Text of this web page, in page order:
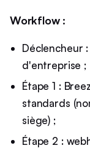
Workflow :
Déclencheur
d'entreprise ;
Étape 1 :
standards
siège) ;
Étape 2 :